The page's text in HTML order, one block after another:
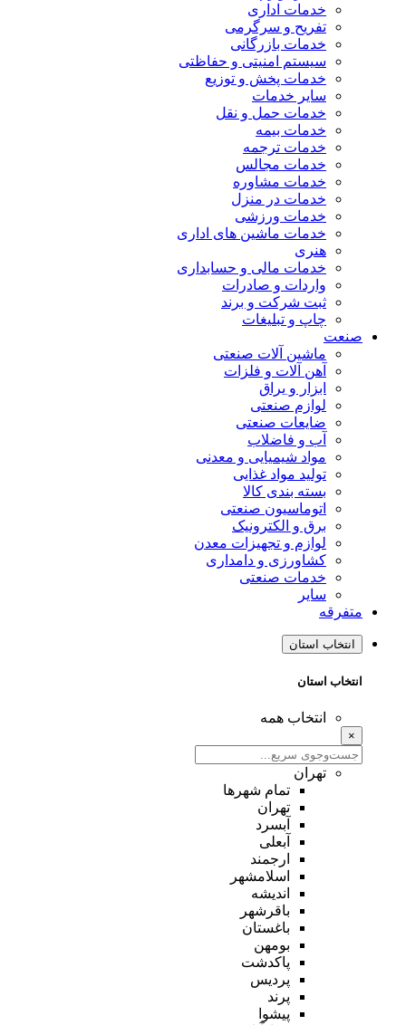
خدمات اداری
تفریح و سرگرمی
خدمات بازرگانی
سیستم امنیتی و حفاظتی
خدمات پخش و توزیع
سایر خدمات
خدمات حمل و نقل
خدمات بیمه
خدمات ترجمه
خدمات مجالس
خدمات مشاوره
خدمات در منزل
خدمات ورزشی
خدمات ماشین های اداری
هنری
خدمات مالی و حسابداری
واردات و صادرات
ثبت شرکت و برند
چاپ و تبلیغات
صنعت
ماشین آلات صنعتی
آهن آلات و فلزات
ابزار و یراق
لوازم صنعتی
ضایعات صنعتی
آب و فاضلاب
مواد شیمیایی و معدنی
تولید مواد غذایی
بسته بندی کالا
اتوماسیون صنعتی
برق و الکترونیک
لوازم و تجهیزات معدن
کشاورزی و دامداری
خدمات صنعتی
سایر
متفرقه
انتخاب استان
انتخاب استان
انتخاب همه
×
تهران
تمام شهر‌ها
تهران
آبسرد
آبعلی
ارجمند
اسلامشهر
اندیشه
باقرشهر
باغستان
بومهن
پاکدشت
پردیس
پرند
پیشوا